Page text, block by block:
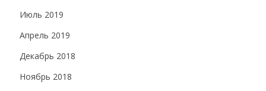
Июль 2019
Апрель 2019
Декабрь 2018
Ноябрь 2018